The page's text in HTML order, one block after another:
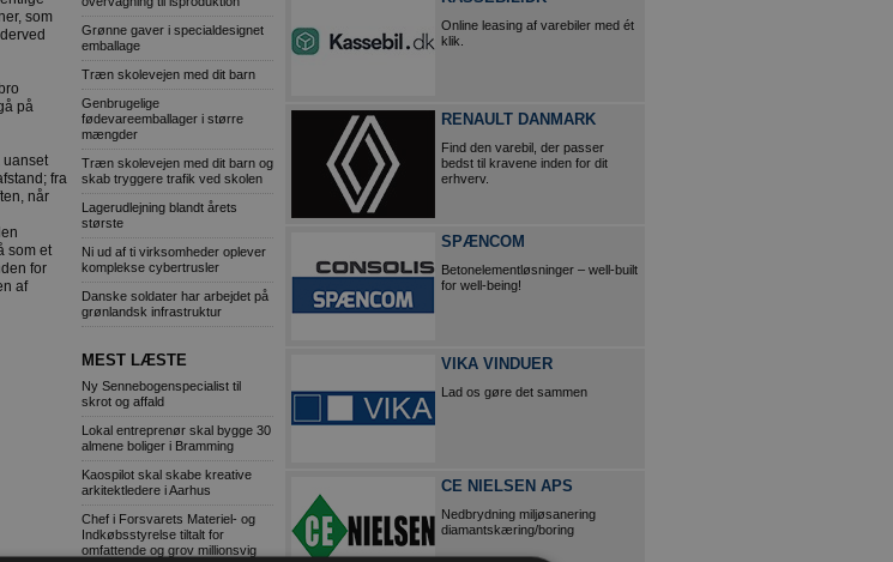
som
på
uanset
fra
når
som et
for
af
Grønne gaver i specialdesignet
emballage
Træn skolevejen med dit barn
Genbrugelige
fødevareemballager i større
mængder
Træn skolevejen med dit barn og
skab tryggere trafik ved skolen
Lagerudlejning blandt årets
største
Ni ud af ti virksomheder oplever
komplekse cybertrusler
Danske soldater har arbejdet på
grønlandsk infrastruktur
MEST LÆSTE
Ny Sennebogenspecialist til
skrot og affald
Lokal entreprenør skal bygge 30
almene boliger i Bramming
Kaospilot skal skabe kreative
arkitektledere i Aarhus
Chef i Forsvarets Materiel- og
Indkøbsstyrelse tiltalt for
omfattende og grov millionsvig
Online leasing af varebiler med ét
klik.
RENAULT DANMARK
Find den varebil, der passer
bedst til kravene inden for dit
erhverv.
SPÆNCOM
Betonelementløsninger – well-built
for well-being!
VIKA VINDUER
Lad os gøre det sammen
CE NIELSEN APS
Nedbrydning miljøsanering
diamantskæring/boring